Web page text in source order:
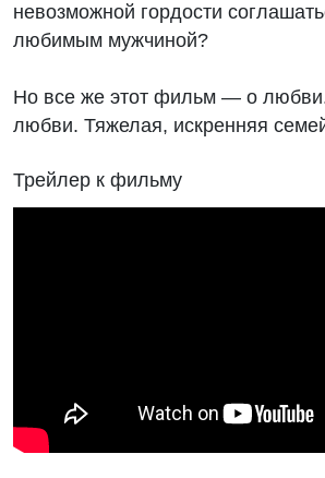
невозможной гордости
любимым мужчиной?
Но все же этот фильм — о
любви. Тяжелая, искренняя
Трейлер к фильму